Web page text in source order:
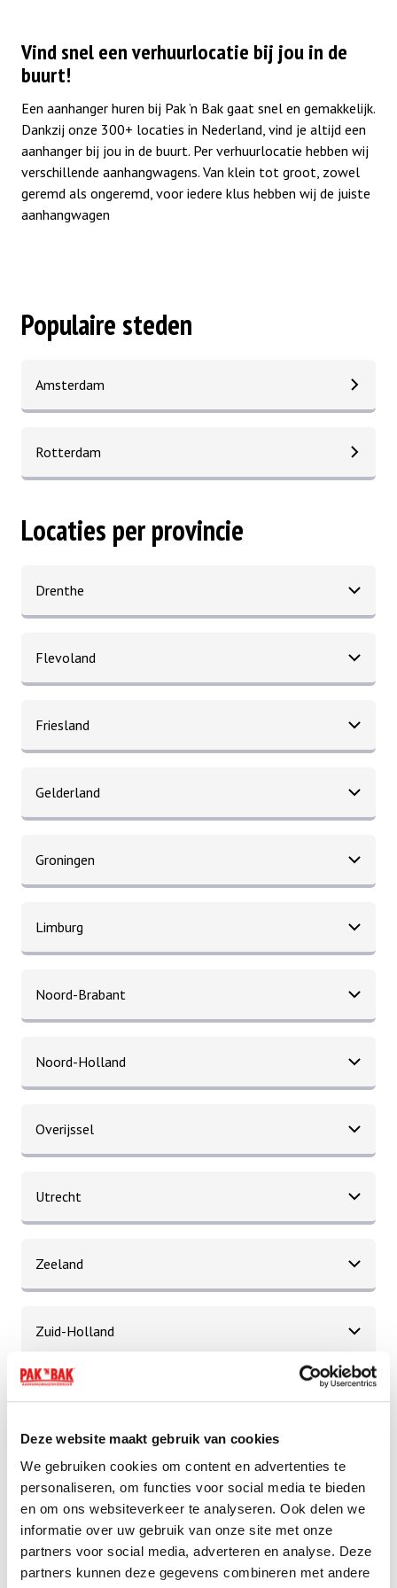
Deze website maakt gebruik van cookies
We gebruiken cookies om content en advertenties te
personaliseren, om functies voor social media te bieden
en om ons websiteverkeer te analyseren. Ook delen we
informatie over uw gebruik van onze site met onze
partners voor social media, adverteren en analyse. Deze
partners kunnen deze gegevens combineren met andere
Vind snel een verhuurlocatie bij jou in de
buurt!
Een aanhanger huren bij Pak ’n Bak gaat snel en gemakkelijk.
Dankzij onze 300+ locaties in Nederland, vind je altijd een
aanhanger bij jou in de buurt. Per verhuurlocatie hebben wij
verschillende aanhangwagens. Van klein tot groot, zowel
geremd als ongeremd, voor iedere klus hebben wij de juiste
aanhangwagen
Populaire steden
Amsterdam
Rotterdam
Locaties per provincie
Drenthe
Flevoland
Friesland
Gelderland
Groningen
Limburg
Noord-Brabant
Noord-Holland
Overijssel
Utrecht
Zeeland
Zuid-Holland
Reserveer op tijd!
Veel mensen gebruiken vaak een aanhanger doordeweeks
en in het weekend. We raden je ook aan om voor je huur de
aanhangwagen te reserveren. Dit gaat makkelijk en snel via